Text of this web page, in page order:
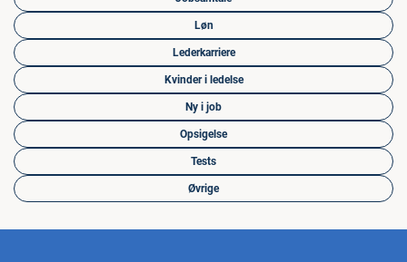
Løn
Lederkarriere
Kvinder i ledelse
Ny i job
Opsigelse
Tests
Øvrige